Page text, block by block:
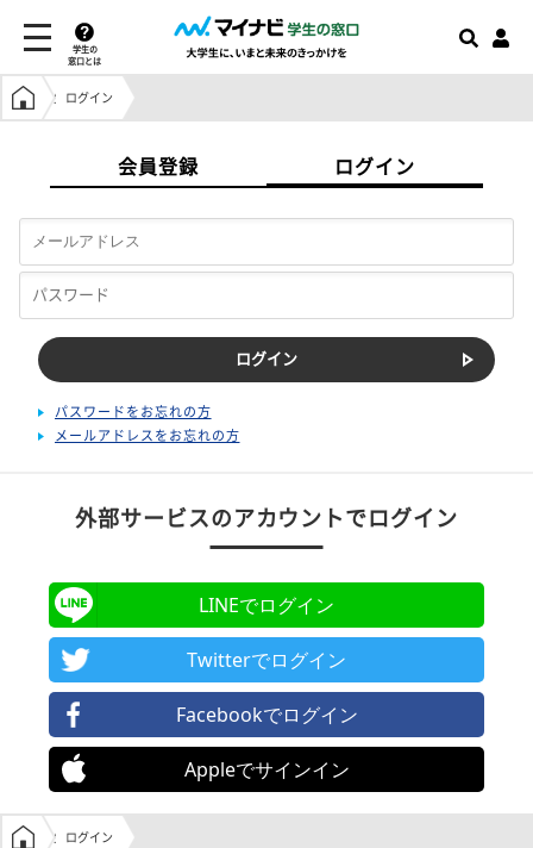
学生の
窓口とは
学生の窓口トップ
ログイン
会員登録 ログイン
パスワードをお忘れの方
メールアドレスをお忘れの方
外部サービスのアカウントでログイン
LINEでログイン
Twitterでログイン
Facebookでログイン
Appleでサインイン
学生の窓口トップ
ログイン